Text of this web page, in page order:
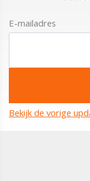
E-mailadres
Bekijk de vorige